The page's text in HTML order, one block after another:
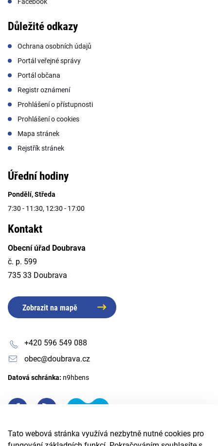
Tato webová stránka využívá nezbytně nutné cookies pro
Důležité odkazy
Ochrana osobních údajů
Portál veřejné správy
Portál občana
Registr oznámení
Prohlášení o přístupnosti
Prohlášení o cookies
Mapa stránek
Rejstřík stránek
Úřední hodiny
Pondělí, Středa
7:30 - 11:30, 12:30 - 17:00
Kontakt
Obecní úřad Doubrava
č. p. 599
735 33 Doubrava
Zobrazit na mapě
+420 596 549 088
obec@doubrava.cz
Datová schránka: n9hbens